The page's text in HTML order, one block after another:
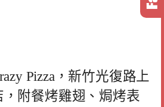
Pizza，新竹光復路上
附餐烤雞翅、焗烤表